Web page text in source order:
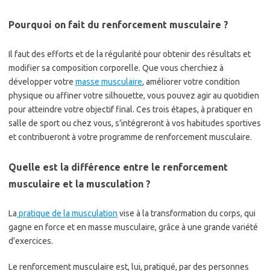
Pourquoi on fait du renforcement musculaire ?
Il faut des efforts et de la régularité pour obtenir des résultats et
modifier sa composition corporelle. Que vous cherchiez à
développer votre masse musculaire, améliorer votre condition
physique ou affiner votre silhouette, vous pouvez agir au quotidien
pour atteindre votre objectif final. Ces trois étapes, à pratiquer en
salle de sport ou chez vous, s’intégreront à vos habitudes sportives
et contribueront à votre programme de renforcement musculaire.
Quelle est la différence entre le renforcement
musculaire et la musculation ?
La pratique de la musculation vise à la transformation du corps, qui
gagne en force et en masse musculaire, grâce à une grande variété
d’exercices.
Le renforcement musculaire est, lui, pratiqué, par des personnes